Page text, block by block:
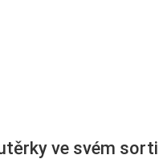
ve svém